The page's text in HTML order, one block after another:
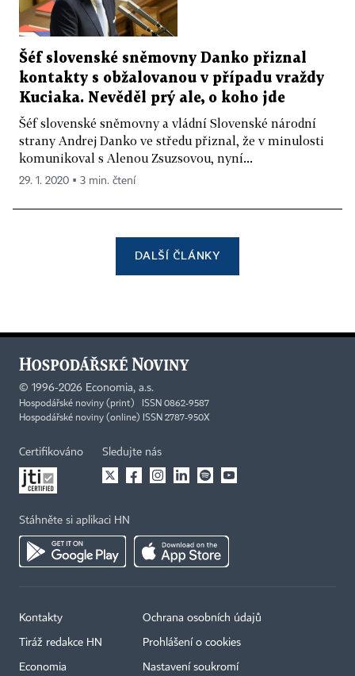
Šéf slovenské sněmovny Danko přiznal
kontakty s obžalovanou v případu vraždy
Kuciaka. Nevěděl prý ale, o koho jde
Šéf slovenské sněmovny a vládní Slovenské národní
strany Andrej Danko ve středu přiznal, že v minulosti
komunikoval s Alenou Zsuzsovou, nyní...
29. 1. 2020 ▪ 3 min. čtení
DALŠÍ ČLÁNKY
© 1996-2026 Economia, a.s.
Hospodářské noviny (print) ISSN 0862-9587
Hospodářské noviny (online) ISSN 2787-950X
Certifikováno Sledujte nás
Stáhněte si aplikaci HN
Kontakty
Tiráž redakce HN
Economia
Ochrana osobních údajů
Prohlášení o cookies
Nastavení soukromí